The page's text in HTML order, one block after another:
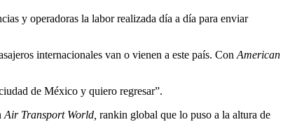
y operadoras la labor realizada día a día para enviar
internacionales van o vienen a este país. Con American
de México y quiero regresar”.
Air Transport World, rankin global que lo puso a la altura de